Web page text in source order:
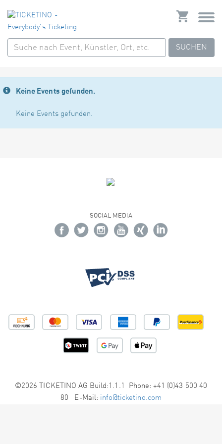
SUCHEN
Keine Events gefunden.
Keine Events gefunden.
SOCIAL MEDIA
©2026 TICKETINO AG Build:1.1.1 Phone: +41 (0)43 500 40
80 E-Mail: info@ticketino.com